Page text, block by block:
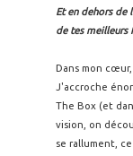
Et en dehors de
de tes meilleurs
Dans mon
J'accroche
The Box (et
vision, on
se rallument,